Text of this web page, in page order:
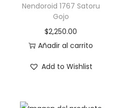
Nendoroid 1767 Satoru
Gojo
$2,250.00
Añadir al carrito
Add to Wishlist